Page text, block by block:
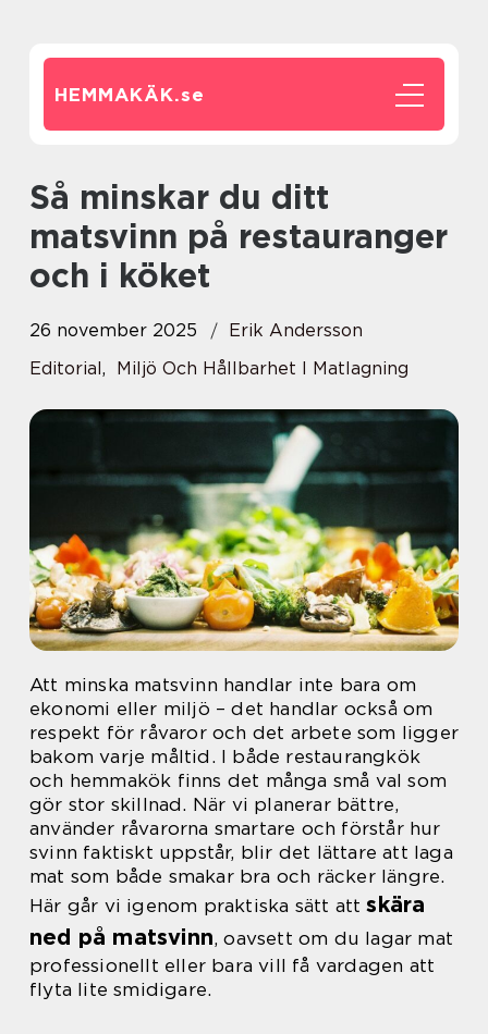
HEMMAKÄK.se
Så minskar du ditt
matsvinn på restauranger
och i köket
26 november 2025
Erik Andersson
Editorial, Miljö Och Hållbarhet I Matlagning
Att minska matsvinn handlar inte bara om
ekonomi eller miljö – det handlar också om
respekt för råvaror och det arbete som ligger
bakom varje måltid. I både restaurangkök
och hemmakök finns det många små val som
gör stor skillnad. När vi planerar bättre,
använder råvarorna smartare och förstår hur
svinn faktiskt uppstår, blir det lättare att laga
mat som både smakar bra och räcker längre.
Här går vi igenom praktiska sätt attskära
ned på matsvinn, oavsett om du lagar mat
professionellt eller bara vill få vardagen att
flyta lite smidigare.